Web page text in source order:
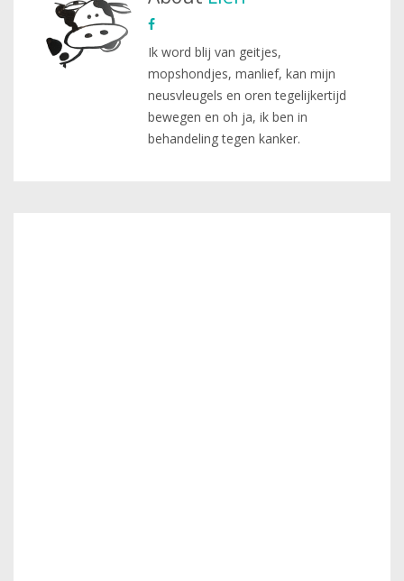
Ik word blij van geitjes,
mopshondjes, manlief, kan mijn
neusvleugels en oren tegelijkertijd
bewegen en oh ja, ik ben in
behandeling tegen kanker.